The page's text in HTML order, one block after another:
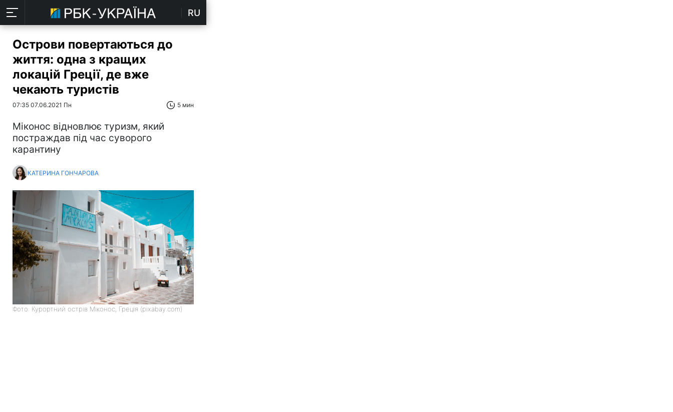
RU
Острови повертаються до
життя: одна з кращих
локацій Греції, де вже
чекають туристів
07:35 07.06.2021 Пн 5 мин
Міконос відновлює туризм, який
постраждав під час суворого
карантину
КАТЕРИНА ГОНЧАРОВА
Фото: Курортний острів Міконос, Греція (pixabay.com)